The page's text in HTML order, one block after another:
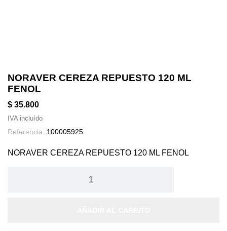
NORAVER CEREZA REPUESTO 120 ML
FENOL
$ 35.800
IVA incluído
Referencia: 100005925
NORAVER CEREZA REPUESTO 120 ML FENOL